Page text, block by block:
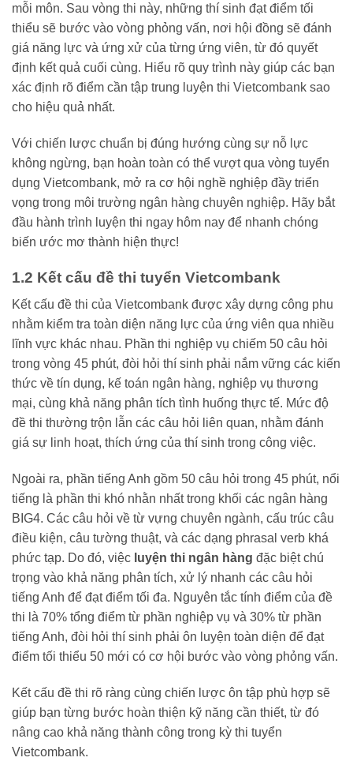
mỗi môn. Sau vòng thi này, những thí sinh đạt điểm tối
thiểu sẽ bước vào vòng phỏng vấn, nơi hội đồng sẽ đánh
giá năng lực và ứng xử của từng ứng viên, từ đó quyết
định kết quả cuối cùng. Hiểu rõ quy trình này giúp các bạn
xác định rõ điểm cần tập trung luyện thi Vietcombank sao
cho hiệu quả nhất.
Với chiến lược chuẩn bị đúng hướng cùng sự nỗ lực
không ngừng, bạn hoàn toàn có thể vượt qua vòng tuyển
dụng Vietcombank, mở ra cơ hội nghề nghiệp đầy triển
vọng trong môi trường ngân hàng chuyên nghiệp. Hãy bắt
đầu hành trình luyện thi ngay hôm nay để nhanh chóng
biến ước mơ thành hiện thực!
1.2 Kết cấu đề thi tuyển Vietcombank
Kết cấu đề thi của Vietcombank được xây dựng công phu
nhằm kiểm tra toàn diện năng lực của ứng viên qua nhiều
lĩnh vực khác nhau. Phần thi nghiệp vụ chiếm 50 câu hỏi
trong vòng 45 phút, đòi hỏi thí sinh phải nắm vững các kiến
thức về tín dụng, kế toán ngân hàng, nghiệp vụ thương
mại, cùng khả năng phân tích tình huống thực tế. Mức độ
đề thi thường trộn lẫn các câu hỏi liên quan, nhằm đánh
giá sự linh hoạt, thích ứng của thí sinh trong công việc.
Ngoài ra, phần tiếng Anh gồm 50 câu hỏi trong 45 phút, nổi
tiếng là phần thi khó nhằn nhất trong khối các ngân hàng
BIG4. Các câu hỏi về từ vựng chuyên ngành, cấu trúc câu
điều kiện, câu tường thuật, và các dạng phrasal verb khá
phức tạp. Do đó, việc luyện thi ngân hàng đặc biệt chú
trọng vào khả năng phân tích, xử lý nhanh các câu hỏi
tiếng Anh để đạt điểm tối đa. Nguyên tắc tính điểm của đề
thi là 70% tổng điểm từ phần nghiệp vụ và 30% từ phần
tiếng Anh, đòi hỏi thí sinh phải ôn luyện toàn diện để đạt
điểm tối thiểu 50 mới có cơ hội bước vào vòng phỏng vấn.
Kết cấu đề thi rõ ràng cùng chiến lược ôn tập phù hợp sẽ
giúp bạn từng bước hoàn thiện kỹ năng cần thiết, từ đó
nâng cao khả năng thành công trong kỳ thi tuyển
Vietcombank.